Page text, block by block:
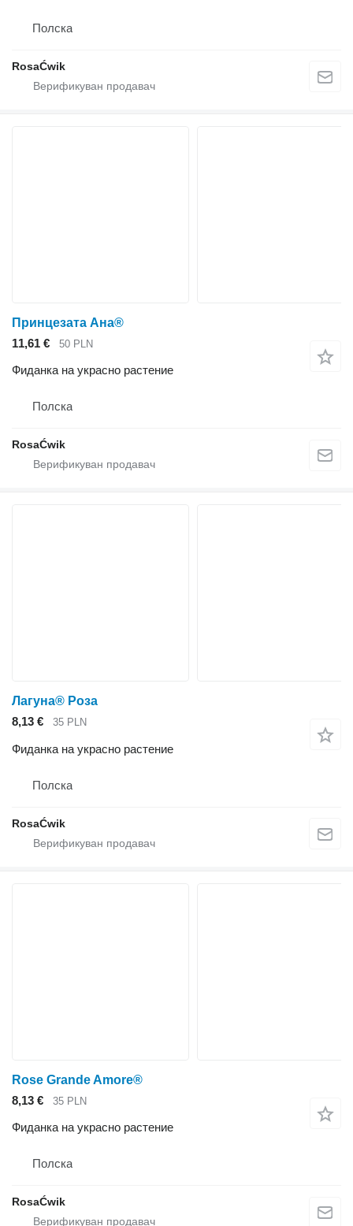
Полска
RosaĆwik
Принцезата Ана®
11,61 €
50 PLN
Фиданка на украсно растение
Полска
RosaĆwik
Лагуна® Роза
8,13 €
35 PLN
Фиданка на украсно растение
Полска
RosaĆwik
Rose Grande Amore®
8,13 €
35 PLN
Фиданка на украсно растение
Полска
RosaĆwik